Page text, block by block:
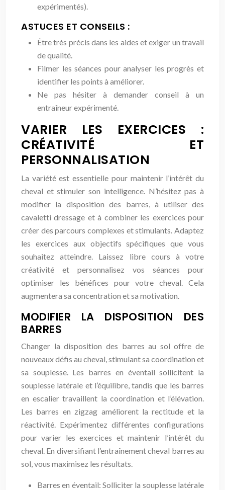
expérimentés).
ASTUCES ET CONSEILS :
Être très précis dans les aides et exiger un travail
de qualité.
Filmer les séances pour analyser les progrès et
identifier les points à améliorer.
Ne pas hésiter à demander conseil à un
entraîneur expérimenté.
VARIER LES EXERCICES :
CRÉATIVITÉ ET
PERSONNALISATION
La variété est essentielle pour maintenir l’intérêt du
cheval et stimuler son intelligence. N’hésitez pas à
modifier la disposition des barres, à utiliser des
cavaletti dressage et à combiner les exercices pour
créer des parcours complexes et stimulants. Adaptez
les exercices aux objectifs spécifiques que vous
souhaitez atteindre. Laissez libre cours à votre
créativité et personnalisez vos séances pour
optimiser les bénéfices pour votre cheval. Cela
augmentera sa concentration et sa motivation.
MODIFIER LA DISPOSITION DES
BARRES
Changer la disposition des barres au sol offre de
nouveaux défis au cheval, stimulant sa coordination et
sa souplesse. Les barres en éventail sollicitent la
souplesse latérale et l’équilibre, tandis que les barres
en escalier travaillent la coordination et l’élévation.
Les barres en zigzag améliorent la rectitude et la
réactivité. Expérimentez différentes configurations
pour varier les exercices et maintenir l’intérêt du
cheval. En diversifiant l’entraînement cheval barres au
sol, vous maximisez les résultats.
Barres en éventail: Solliciter la souplesse latérale